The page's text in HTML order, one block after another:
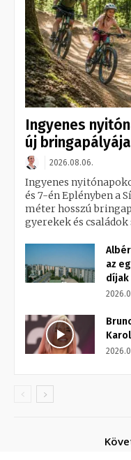
Ingyenes
új bringapályája
2026.08.06.
Ingyenes
és 7-én Eplényben a
méter hosszú
gyerekek és családok
az
díjak